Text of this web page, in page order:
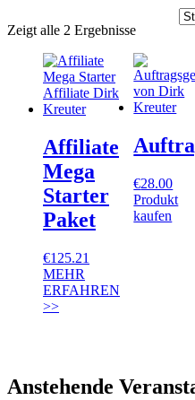
Zeigt alle 2 Ergebnisse
Affiliate
Mega
Starter
Paket
€125.21
MEHR
ERFAHREN
>>
€28.00
Produkt
kaufen
Anstehende